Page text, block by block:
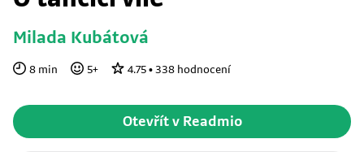
Milada Kubátová
8 min 5+ 4.75 • 338 hodnocení
Otevřít v Readmio